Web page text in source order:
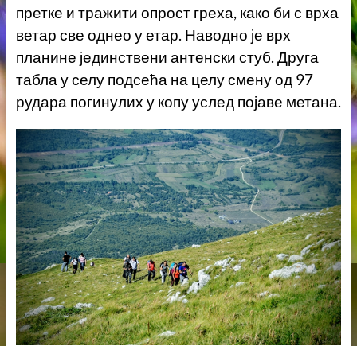
претке и тражити опрост греха, како би с врха
ветар све однео у етар. Наводно је врх
планине јединствени антенски стуб. Друга
табла у селу подсећа на целу смену од 97
рудара погинулих у копу услед појаве метана.